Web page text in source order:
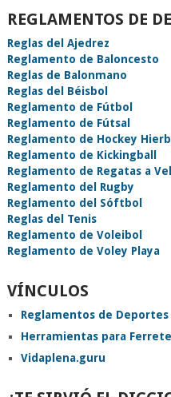
REGLAMENTOS DE
Reglas del Ajedrez
Reglamento de Baloncesto
Reglas de Balonmano
Reglas del Béisbol
Reglamento de Fútbol
Reglamento de Fútsal
Reglamento de Hockey
Reglamento de Kickingball
Reglamento de Regatas a
Reglamento del Rugby
Reglamento del Sóftbol
Reglas del Tenis
Reglamento de Voleibol
Reglamento de Voley Playa
VÍNCULOS
Reglamentos de Deportes
Herramientas para
Vidaplena.guru